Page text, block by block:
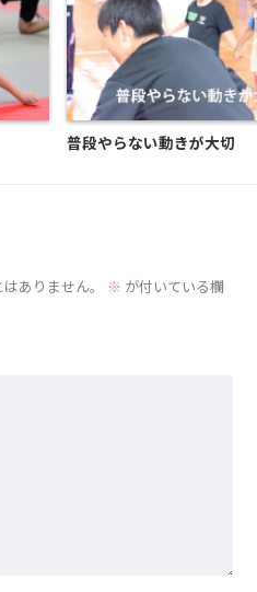
普段やらない動きが大切
ありません。 ※ が付いている欄